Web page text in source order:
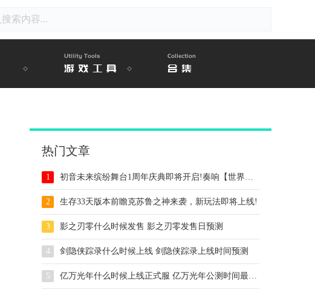
Utility Tools
游戏工具
Collection
合集
热门文章
1 初音未来缤纷舞台1周年庆典即将开启!奏响【世界】的约定
2 生存33天版本前瞻克苏鲁之神来袭，新玩法即将上线!
3 影之刃零什么时候发售 影之刃零发售日预测
4 剑隐侠踪录什么时候上线 剑隐侠踪录上线时间预测
5 亿万光年什么时候上线正式服 亿万光年公测时间最新信息